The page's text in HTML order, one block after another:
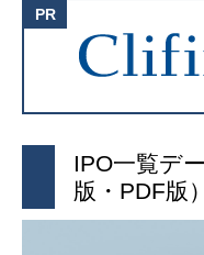
IPO一覧デ
版・PDF版）